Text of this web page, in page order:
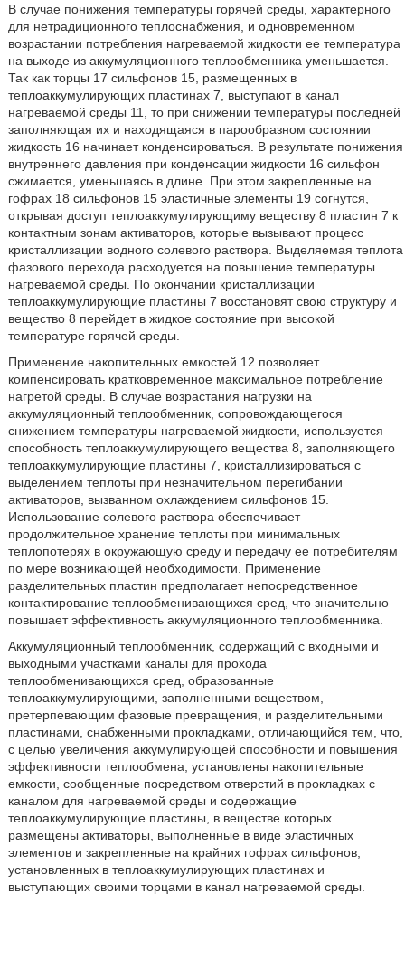
В случае понижения температуры горячей среды, характерного
для нетрадиционного теплоснабжения, и одновременном
возрастании потребления нагреваемой жидкости ее температура
на выходе из аккумуляционного теплообменника уменьшается.
Так как торцы 17 сильфонов 15, размещенных в
теплоаккумулирующих пластинах 7, выступают в канал
нагреваемой среды 11, то при снижении температуры последней
заполняющая их и находящаяся в парообразном состоянии
жидкость 16 начинает конденсироваться. В результате понижения
внутреннего давления при конденсации жидкости 16 сильфон
сжимается, уменьшаясь в длине. При этом закрепленные на
гофрах 18 сильфонов 15 эластичные элементы 19 согнутся,
открывая доступ теплоаккумулирующиму веществу 8 пластин 7 к
контактным зонам активаторов, которые вызывают процесс
кристаллизации водного солевого раствора. Выделяемая теплота
фазового перехода расходуется на повышение температуры
нагреваемой среды. По окончании кристаллизации
теплоаккумулирующие пластины 7 восстановят свою структуру и
вещество 8 перейдет в жидкое состояние при высокой
температуре горячей среды.
Применение накопительных емкостей 12 позволяет
компенсировать кратковременное максимальное потребление
нагретой среды. В случае возрастания нагрузки на
аккумуляционный теплообменник, сопровождающегося
снижением температуры нагреваемой жидкости, используется
способность теплоаккумулирующего вещества 8, заполняющего
теплоаккумулирующие пластины 7, кристаллизироваться с
выделением теплоты при незначительном перегибании
активаторов, вызванном охлаждением сильфонов 15.
Использование солевого раствора обеспечивает
продолжительное хранение теплоты при минимальных
теплопотерях в окружающую среду и передачу ее потребителям
по мере возникающей необходимости. Применение
разделительных пластин предполагает непосредственное
контактирование теплообменивающихся сред, что значительно
повышает эффективность аккумуляционного теплообменника.
Аккумуляционный теплообменник, содержащий с входными и
выходными участками каналы для прохода
теплообменивающихся сред, образованные
теплоаккумулирующими, заполненными веществом,
претерпевающим фазовые превращения, и разделительными
пластинами, снабженными прокладками, отличающийся тем, что,
с целью увеличения аккумулирующей способности и повышения
эффективности теплообмена, установлены накопительные
емкости, сообщенные посредством отверстий в прокладках с
каналом для нагреваемой среды и содержащие
теплоаккумулирующие пластины, в веществе которых
размещены активаторы, выполненные в виде эластичных
элементов и закрепленные на крайних гофрах сильфонов,
установленных в теплоаккумулирующих пластинах и
выступающих своими торцами в канал нагреваемой среды.